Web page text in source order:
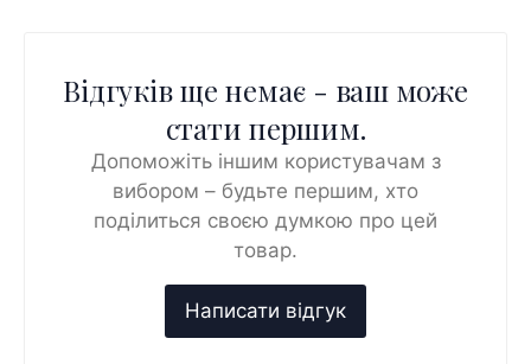
Відгуків ще немає - ваш може
стати першим.
Допоможіть іншим користувачам з
вибором – будьте першим, хто
поділиться своєю думкою про цей
товар.